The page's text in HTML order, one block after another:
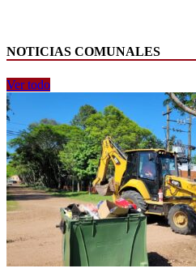
NOTICIAS COMUNALES
Ver todo